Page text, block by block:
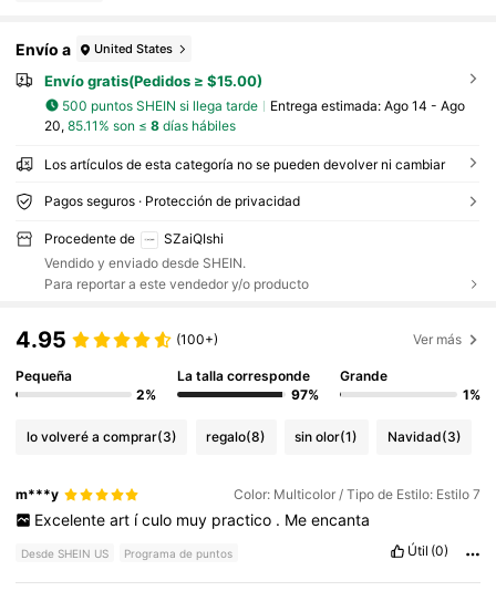
Envío a United States
Envío gratis(Pedidos ≥ $15.00)
500 puntos SHEIN si llega tarde Entrega estimada: Ago 14 - Ago
20, 85.11% son ≤ 8días hábiles
Los artículos de esta categoría no se pueden devolver ni cambiar
Pagos seguros · Protección de privacidad
Procedente de
SZaiQIshi
Vendido y enviado desde SHEIN.
Para reportar a este vendedor y/o producto
4.95 (100+) Ver más
Pequeña
2%
La talla corresponde
97%
Grande
1%
lo volveré a comprar(3) regalo(8) sin olor(1) Navidad(3)
m***y Color: Multicolor / Tipo de Estilo: Estilo 7
Excelente art ículo muy practico . Me encanta
Desde SHEIN US Programa de puntos Útil (0)